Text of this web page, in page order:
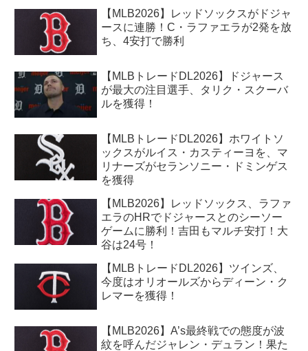
【MLB2026】レッドソックスがドジャ
ースに連勝！C・ラファエラが2発を放
ち、4安打で勝利
【MLBトレードDL2026】ドジャース
が最大の注目選手、タリク・スクーバ
ルを獲得！
【MLBトレードDL2026】ホワイトソ
ックスがルイス・カスティーヨを、マ
リナーズがセランソニー・ドミンゲス
を獲得
【MLB2026】レッドソックス、ラファ
エラのHRでドジャースとのシーソー
ゲームに勝利！吉田もマルチ安打！大
谷は24号！
【MLBトレードDL2026】ツインズ、
今度はオリオールズからディーン・ク
レマーを獲得！
【MLB2026】A’s最終戦での態度が波
紋を呼んだジャレン・デュラン！果た